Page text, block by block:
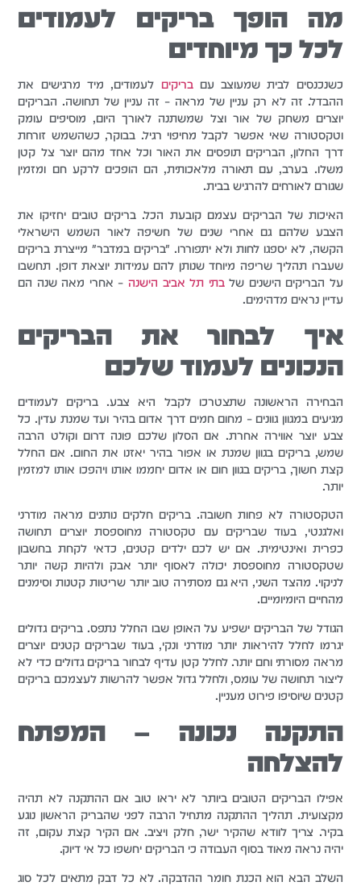
מה הופך בריקים לעמודים
לכל כך מיוחדים
כשנכנסים לבית שמעוצב עםבריקים לעמודים, מיד מרגישים את
ההבדל. זה לא רק עניין של מראה – זה עניין של תחושה. הבריקים
יוצרים משחק של אור וצל שמשתנה לאורך היום, מוסיפים עומק
וטקסטורה שאי אפשר לקבל מחיפוי רגיל. בבוקר, כשהשמש זורחת
דרך החלון, הבריקים תופסים את האור וכל אחד מהם יוצר צל קטן
משלו. בערב, עם תאורה מלאכותית, הם הופכים לרקע חם ומזמין
שגורם לאורחים להרגיש בבית.
האיכות של הבריקים עצמם קובעת הכל. בריקים טובים יחזיקו את
הצבע שלהם גם אחרי שנים של חשיפה לאור השמש הישראלי
הקשה, לא יספגו לחות ולא יתפוררו. "בריקים במדבר" מייצרת בריקים
שעברו תהליך שריפה מיוחד שנותן להם עמידות יוצאת דופן. תחשבו
על הבריקים הישנים שלבתי תל אביב הישנה – אחרי מאה שנה הם
עדיין נראים מדהימים.
איך לבחור את הבריקים
הנכונים לעמוד שלכם
הבחירה הראשונה שתצטרכו לקבל היא צבע. בריקים לעמודים
מגיעים במגוון גוונים – מחום חמים דרך אדום בהיר ועד שמנת עדין. כל
צבע יוצר אווירה אחרת. אם הסלון שלכם פונה דרום וקולט הרבה
שמש, בריקים בגוון שמנת או אפור בהיר יאזנו את החום. אם החלל
קצת חשוך, בריקים בגוון חום או אדום יחממו אותו ויהפכו אותו למזמין
יותר.
הטקסטורה לא פחות חשובה. בריקים חלקים נותנים מראה מודרני
ואלגנטי, בעוד שבריקים עם טקסטורה מחוספסת יוצרים תחושה
כפרית ואינטימית. אם יש לכם ילדים קטנים, כדאי לקחת בחשבון
שטקסטורה מחוספסת יכולה לאסוף יותר אבק ולהיות קשה יותר
לניקוי. מהצד השני, היא גם מסתירה טוב יותר שריטות קטנות וסימנים
מהחיים היומיומיים.
הגודל של הבריקים ישפיע על האופן שבו החלל נתפס. בריקים גדולים
יגרמו לחלל להיראות יותר מודרני ונקי, בעוד שבריקים קטנים יוצרים
מראה מסורתי וחם יותר. לחלל קטן עדיף לבחור בריקים גדולים כדי לא
ליצור תחושה של עומס, ולחלל גדול אפשר להרשות לעצמכם בריקים
קטנים שיוסיפו פירוט מעניין.
התקנה נכונה – המפתח
להצלחה
אפילו הבריקים הטובים ביותר לא יראו טוב אם ההתקנה לא תהיה
מקצועית. תהליך ההתקנה מתחיל הרבה לפני שהבריק הראשון נוגע
בקיר. צריך לוודא שהקיר ישר, חלק ויציב. אם הקיר קצת עקום, זה
יהיה נראה מאוד בסוף העבודה כי הבריקים יחשפו כל אי דיוק.
השלב הבא הוא הכנת חומר ההדבקה. לא כל דבק מתאים לכל סוג